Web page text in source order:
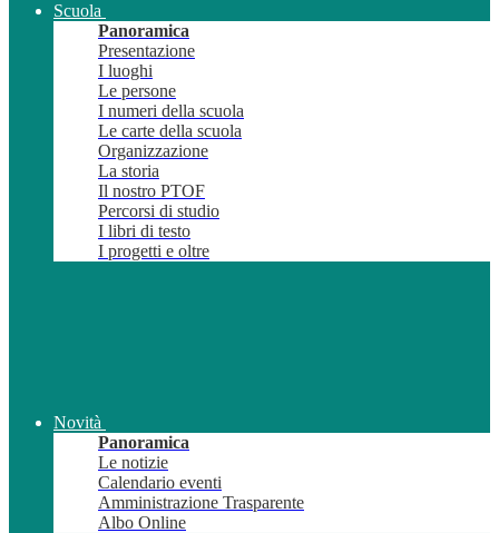
Scuola
Panoramica
Presentazione
I luoghi
Le persone
I numeri della scuola
Le carte della scuola
Organizzazione
La storia
Il nostro PTOF
Percorsi di studio
I libri di testo
I progetti e oltre
Novità
Panoramica
Le notizie
Calendario eventi
Amministrazione Trasparente
Albo Online